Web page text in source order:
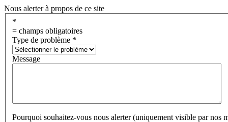
Nous alerter à propos de ce site
*
= champs obligatoires
Type de problème *
Message
Pourquoi souhaitez-vous nous alerter (uniquement visible par nos